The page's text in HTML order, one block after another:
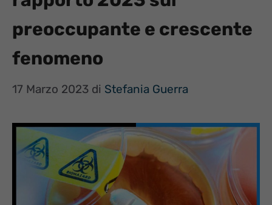
preoccupante e crescente
fenomeno
17 Marzo 2023 di Stefania Guerra